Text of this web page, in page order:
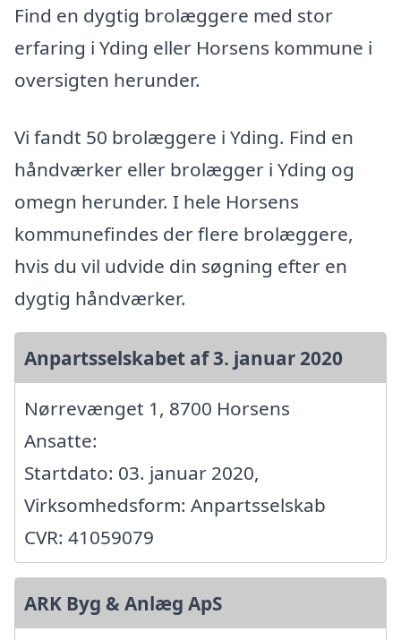
Find en dygtig brolæggere med stor
erfaring i Yding eller Horsens kommune i
oversigten herunder.
Vi fandt 50 brolæggere i Yding. Find en
håndværker eller brolægger i Yding og
omegn herunder. I hele Horsens
kommunefindes der flere brolæggere,
hvis du vil udvide din søgning efter en
dygtig håndværker.
Anpartsselskabet af 3. januar 2020
Nørrevænget 1, 8700 Horsens
Ansatte:
Startdato: 03. januar 2020,
Virksomhedsform: Anpartsselskab
CVR: 41059079
ARK Byg & Anlæg ApS